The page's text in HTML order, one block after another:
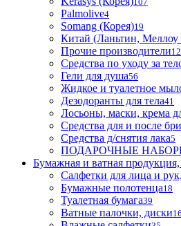
Palmolive4
Somang (Корея)19
Китай (Ланьтин, Меллоу
Прочие производители12
Средства по уходу за
Гели для душа56
Жидкое и туалетное
Дезодоранты для тела41
Лосьоны, маски, крема
Средства для и после
Средства д/снятия лака5
ПОДАРОЧНЫЕ
Бумажная и ватная
Салфетки для лица и
Бумажные полотенца18
Туалетная бумага39
Ватные палочки, диски16